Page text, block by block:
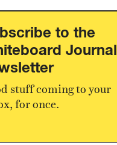
to the
Journal
stuff coming to your
for once.